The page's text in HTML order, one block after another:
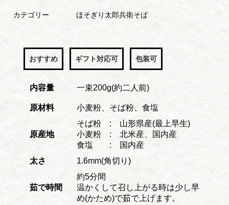
カテゴリー ほそぎり太郎兵衛そば
おすすめ ギフト対応可 包装可
内容量 一束200g(約二人前)
原材料 小麦粉、そば粉、食塩
原産地
そば粉 : 山形県産(最上早生)
小麦粉 : 北米産、国内産
食塩 : 国内産
太さ
1.6mm(角切り)
茹で時間
約5分間
温かくして召し上がる時は少し早
め(かため)で茹で上げます。